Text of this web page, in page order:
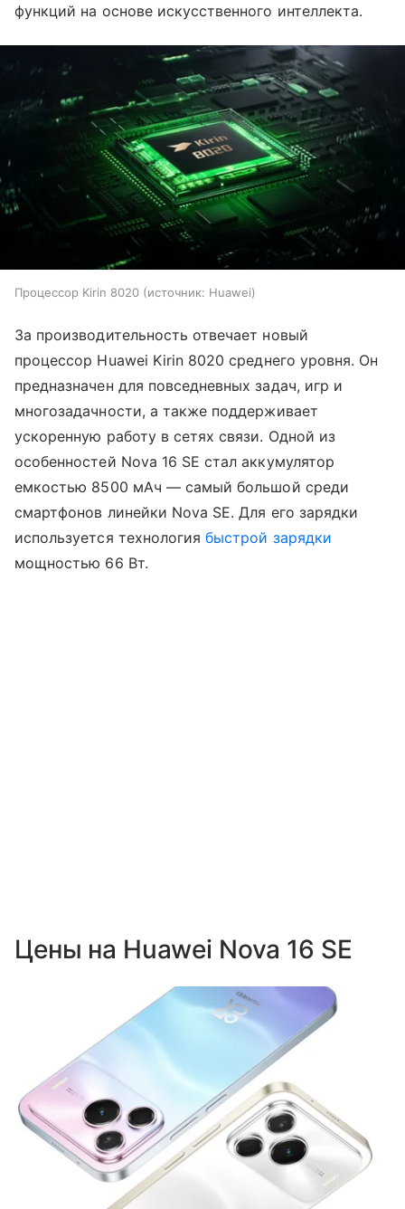
функций на основе искусственного интеллекта.
Процессор Kirin 8020 источник: Huawei
За производительность отвечает новый
процессор Huawei Kirin 8020 среднего уровня. Он
предназначен для повседневных задач, игр и
многозадачности, а также поддерживает
ускоренную работу в сетях связи. Одной из
особенностей Nova 16 SE стал аккумулятор
емкостью 8500 мАч — самый большой среди
смартфонов линейки Nova SE. Для его зарядки
используется технологиябыстрой зарядки
мощностью 66 Вт.
Цены на Huawei Nova 16 SE